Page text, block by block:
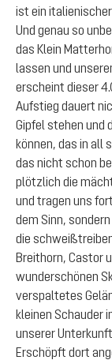
ist ein
Und genau so
das Klein
lassen und
erscheint dieser
Aufstieg dauert
Gipfel stehen und
können, das in all
das nicht schon
plötzlich die
und tragen uns
dem Sinn,
die
Breithorn, Castor
wunderschönen
verspaltetes
kleinen Schauder
unserer
Erschöpft dort